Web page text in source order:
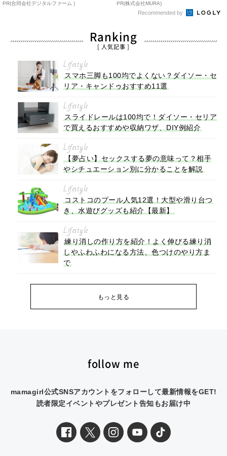
PR(合同会社デジタルファーム ) PR(株式会社MURA)
Recommended by
Ranking
[ 人気記事 ]
Lifestyle
スマホ三脚も100均でよくない？ダイソー・セ
リア・キャンドゥおすすめ11選
Lifestyle
スライドレールは100均で！ダイソー・セリア
で買えるおすすめや収納ワザ、DIY例紹介
Lifestyle
【夢占い】セックスする夢の意味って？相手
やシチュエーション別に分かることを解説
Lifestyle
コストコのプール人気12選！大型や滑り台つ
き、水遊びグッズも紹介【最新】
Lifestyle
練り消しの作り方を紹介！よく伸びる練り消
しやふわふわになる方法、色つけのやり方ま
で
もっと見る
follow me
mamagirl公式SNSアカウントをフォローして最新情報をGET!
読者限定イベントやプレゼント告知もお届け中